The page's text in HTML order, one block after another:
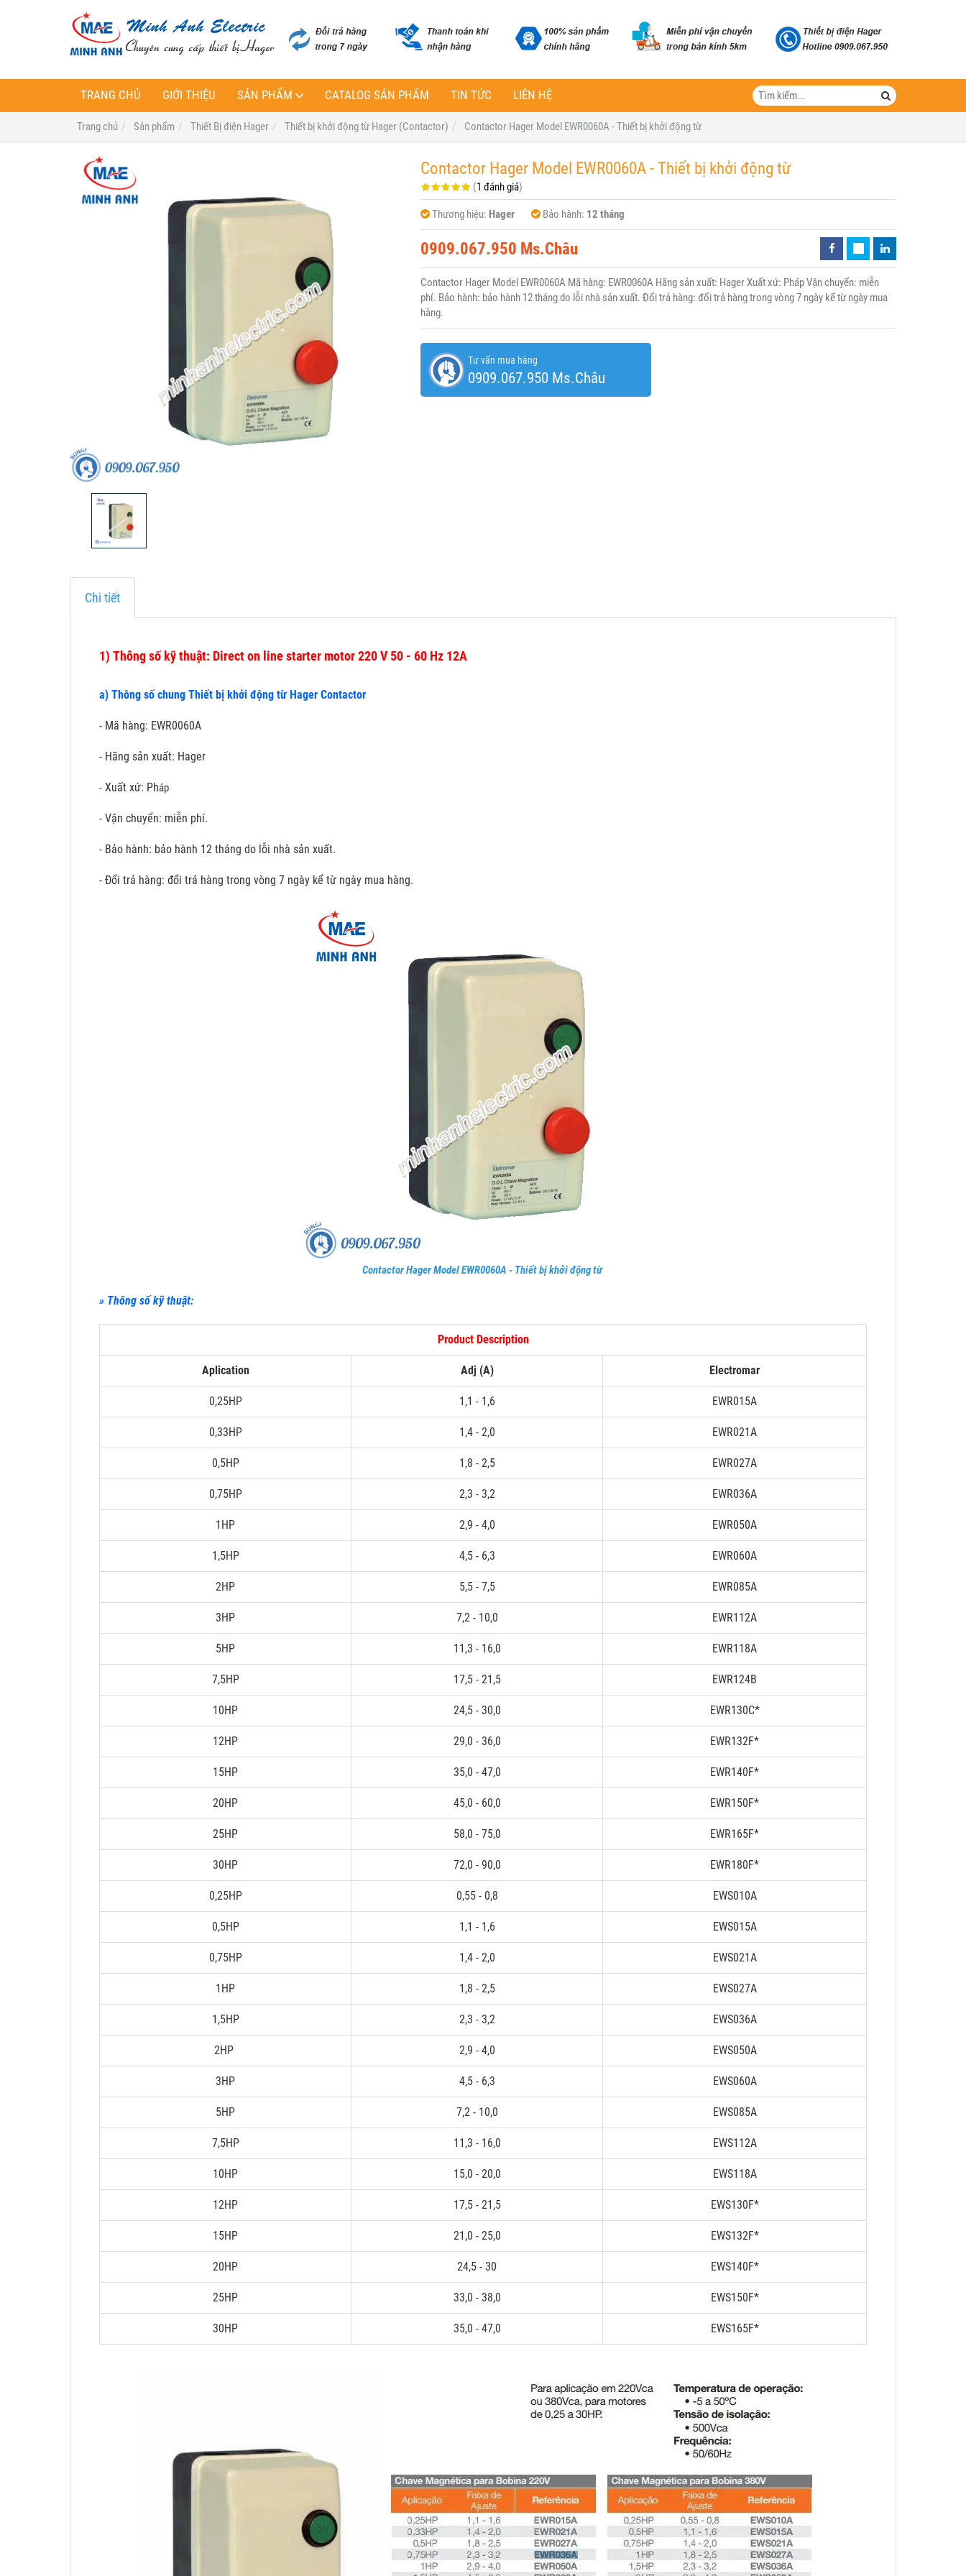
TRANG CHỦ GIỚI THIỆU SẢN PHẨM CATALOG SẢN PHẨM TIN TỨC LIÊN HỆ
Trang chủ Sản phẩm Thiết Bị điện Hager Thiết bị khởi động từ Hager (Contactor) Contactor Hager Model EWR0060A - Thiết bị khởi động từ
Contactor Hager Model EWR0060A - Thiết bị khởi động từ
(1 đánh giá)
Thương hiệu: Hager Bảo hành: 12 tháng
0909.067.950 Ms.Châu
Contactor Hager Model EWR0060A Mã hàng: EWR0060A Hãng sản xuất: Hager Xuất xứ: Pháp Vận chuyển: miễn
phí. Bảo hành: bảo hành 12 tháng do lỗi nhà sản xuất. Đổi trả hàng: đổi trả hàng trong vòng 7 ngày kể từ ngày mua
hàng.
Tư vấn mua hàng
0909.067.950 Ms.Châu
Chi tiết
1) Thông số kỹ thuật: Direct on line starter motor 220 V 50 - 60 Hz 12A
a) Thông số chung Thiết bị khởi động từ Hager Contactor
- Mã hàng: EWR0060A
- Hãng sản xuất: Hager
- Xuất xứ: Pháp
- Vận chuyển: miễn phí.
- Bảo hành: bảo hành 12 tháng do lỗi nhà sản xuất.
- Đổi trả hàng: đổi trả hàng trong vòng 7 ngày kể từ ngày mua hàng.
Contactor Hager Model EWR0060A - Thiết bị khởi động từ
» Thông số kỹ thuật:
Product Description
Aplication Adj (A) Electromar
0,25HP 1,1 - 1,6 EWR015A
0,33HP 1,4 - 2,0 EWR021A
0,5HP 1,8 - 2,5 EWR027A
0,75HP 2,3 - 3,2 EWR036A
1HP 2,9 - 4,0 EWR050A
1,5HP 4,5 - 6,3 EWR060A
2HP 5,5 - 7,5 EWR085A
3HP 7,2 - 10,0 EWR112A
5HP 11,3 - 16,0 EWR118A
7,5HP 17,5 - 21,5 EWR124B
10HP 24,5 - 30,0 EWR130C*
12HP 29,0 - 36,0 EWR132F*
15HP 35,0 - 47,0 EWR140F*
20HP 45,0 - 60,0 EWR150F*
25HP 58,0 - 75,0 EWR165F*
30HP 72,0 - 90,0 EWR180F*
0,25HP 0,55 - 0,8 EWS010A
0,5HP 1,1 - 1,6 EWS015A
0,75HP 1,4 - 2,0 EWS021A
1HP 1,8 - 2,5 EWS027A
1,5HP 2,3 - 3,2 EWS036A
2HP 2,9 - 4,0 EWS050A
3HP 4,5 - 6,3 EWS060A
5HP 7,2 - 10,0 EWS085A
7,5HP 11,3 - 16,0 EWS112A
10HP 15,0 - 20,0 EWS118A
12HP 17,5 - 21,5 EWS130F*
15HP 21,0 - 25,0 EWS132F*
20HP 24,5 - 30 EWS140F*
25HP 33,0 - 38,0 EWS150F*
30HP 35,0 - 47,0 EWS165F*